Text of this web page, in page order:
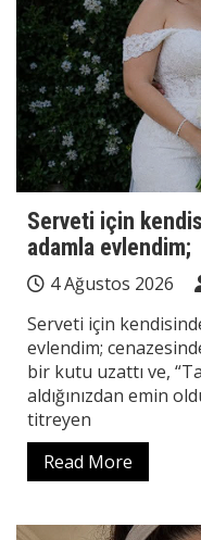
Serveti için
adamla evlendim;
4 Ağustos 2026
Serveti için
evlendim;
bir kutu uzattı ve,
aldığınızdan emin
titreyen
Read More